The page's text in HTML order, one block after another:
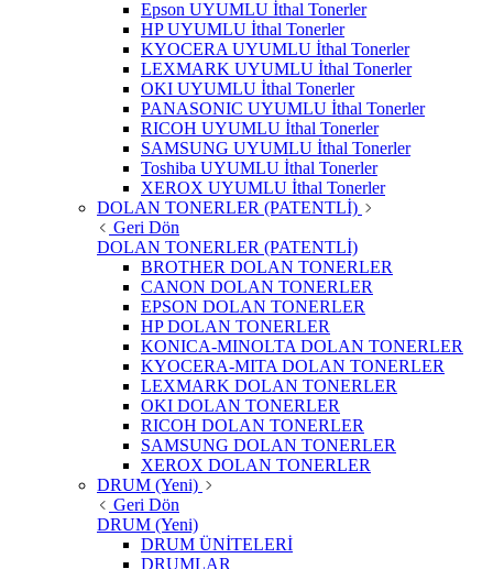
Epson UYUMLU İthal Tonerler
HP UYUMLU İthal Tonerler
KYOCERA UYUMLU İthal Tonerler
LEXMARK UYUMLU İthal Tonerler
OKI UYUMLU İthal Tonerler
PANASONIC UYUMLU İthal Tonerler
RICOH UYUMLU İthal Tonerler
SAMSUNG UYUMLU İthal Tonerler
Toshiba UYUMLU İthal Tonerler
XEROX UYUMLU İthal Tonerler
DOLAN TONERLER (PATENTLİ)
Geri Dön
DOLAN TONERLER (PATENTLİ)
BROTHER DOLAN TONERLER
CANON DOLAN TONERLER
EPSON DOLAN TONERLER
HP DOLAN TONERLER
KONICA-MINOLTA DOLAN TONERLER
KYOCERA-MITA DOLAN TONERLER
LEXMARK DOLAN TONERLER
OKI DOLAN TONERLER
RICOH DOLAN TONERLER
SAMSUNG DOLAN TONERLER
XEROX DOLAN TONERLER
DRUM (Yeni)
Geri Dön
DRUM (Yeni)
DRUM ÜNİTELERİ
DRUMLAR